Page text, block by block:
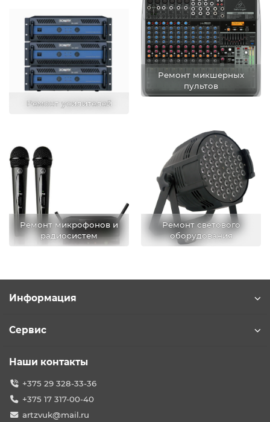
Ремонт усилителей
Ремонт микшерных
пультов
Ремонт микрофонов и
радиосистем
Ремонт светового
оборудования
Информация
Сервис
Наши контакты
+375 29 328-33-36
+375 17 317-00-40
artzvuk@mail.ru